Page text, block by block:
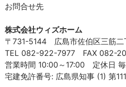
お問合せ先
株式会社ウィズホーム
〒731-5144 広島市佐伯区三筋二
TEL 082-922-7977 FAX 082-
営業時間 10:00～17:00 定休日
宅建免許番号: 広島県知事 (1) 第